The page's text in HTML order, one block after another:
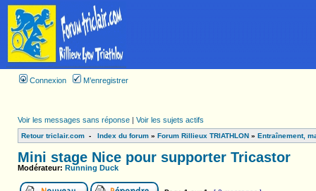
Connexion M’enregistrer
Voir les messages sans réponse | Voir les sujets actifs
Retour triclair.com - Index du forum » Forum Rillieux TRIATHLON » Entraînement,
Mini stage Nice pour supporter Tricastor
Modérateur: Running Duck